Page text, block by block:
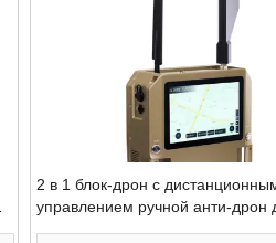
2 в 1 блок-дрон с
управлением ручной анти-дрон
3 км глушитель 2 км